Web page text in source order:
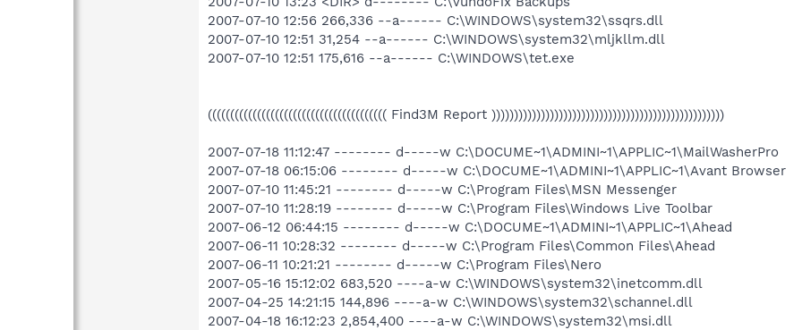
2007-07-10 12:56 266,336 --a------ C:\WINDOWS\system32\ssqrs.dll
2007-07-10 12:51 31,254 --a------ C:\WINDOWS\system32\mljkllm.dll
2007-07-10 12:51 175,616 --a------ C:\WINDOWS\tet.exe
(((((((((((((((((((((((((((((((((((((((( Find3M Report ))))))))))))))))))))))))))))))))))))))))))))))))))))
2007-07-18 11:12:47 -------- d-----w C:\DOCUME~1\ADMINI~1\APPLIC~1\MailWasherPro
2007-07-18 06:15:06 -------- d-----w C:\DOCUME~1\ADMINI~1\APPLIC~1\Avant Browser
2007-07-10 11:45:21 -------- d-----w C:\Program Files\MSN Messenger
2007-07-10 11:28:19 -------- d-----w C:\Program Files\Windows Live Toolbar
2007-06-12 06:44:15 -------- d-----w C:\DOCUME~1\ADMINI~1\APPLIC~1\Ahead
2007-06-11 10:28:32 -------- d-----w C:\Program Files\Common Files\Ahead
2007-06-11 10:21:21 -------- d-----w C:\Program Files\Nero
2007-05-16 15:12:02 683,520 ----a-w C:\WINDOWS\system32\inetcomm.dll
2007-04-25 14:21:15 144,896 ----a-w C:\WINDOWS\system32\schannel.dll
2007-04-18 16:12:23 2,854,400 ----a-w C:\WINDOWS\system32\msi.dll